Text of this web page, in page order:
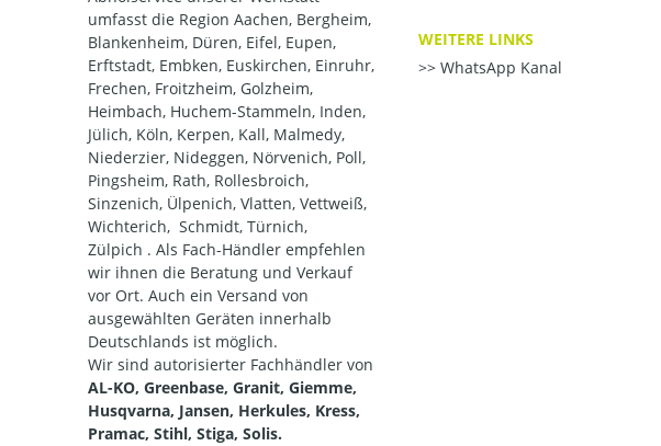
umfasst die Region Aachen, Bergheim,
Blankenheim, Düren, Eifel, Eupen,
Erftstadt, Embken, Euskirchen, Einruhr,
Frechen, Froitzheim, Golzheim,
Heimbach, Huchem-Stammeln, Inden,
Jülich, Köln, Kerpen, Kall, Malmedy,
Niederzier, Nideggen, Nörvenich, Poll,
Pingsheim, Rath, Rollesbroich,
Sinzenich, Ülpenich, Vlatten, Vettweiß,
Wichterich, Schmidt, Türnich,
Zülpich . Als Fach-Händler empfehlen
wir ihnen die Beratung und Verkauf
vor Ort. Auch ein Versand von
ausgewählten Geräten innerhalb
Deutschlands ist möglich.
Wir sind autorisierter Fachhändler von
AL-KO, Greenbase, Granit, Giemme,
Husqvarna, Jansen, Herkules, Kress,
Pramac, Stihl, Stiga, Solis.
WEITERE LINKS
WhatsApp Kanal